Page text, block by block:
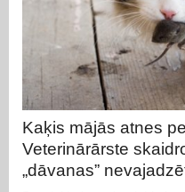
Kaķis mājās atnes
Veterinārārste
„dāvanas”